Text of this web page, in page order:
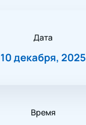
Дата
10 декабря, 2025
Время